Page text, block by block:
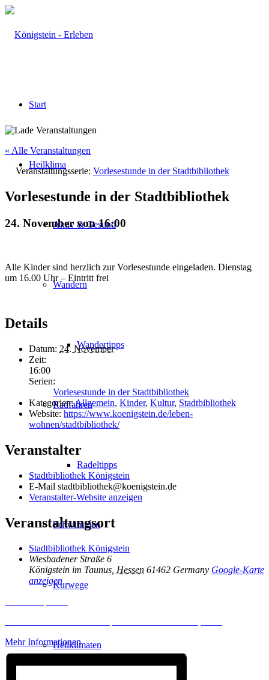
Start
Heilklima
Aktiv & Gesund
Wandern
Wandertipps
Radfahren
Radeltipps
Schwimmen
Kurwege
Heilklimaten
« Alle Veranstaltungen
Veranstaltungsserie: Vorlesestunde in der Stadtbibliothek
Vorlesestunde in der Stadtbibliothek
24. November von 16:00
Alle Kinder sind herzlich zur Vorlesestunde eingeladen. Dienstag
um 16.00 Uhr – Eintritt frei
Details
Datum: 24. November
Zeit:
16:00
Serien:
Vorlesestunde in der Stadtbibliothek
Kategorien: Allgemein, Kinder, Kultur, Stadtbibliothek
Website: https://www.koenigstein.de/leben-
wohnen/stadtbibliothek/
Veranstalter
Stadtbibliothek Königstein
E-Mail stadtbibliothek@koenigstein.de
Veranstalter-Website anzeigen
Veranstaltungsort
Stadtbibliothek Königstein
Wiesbadener Straße 6
Königstein im Taunus Hessen 61462 Germany Google-Karte
anzeigen
Mehr Informationen